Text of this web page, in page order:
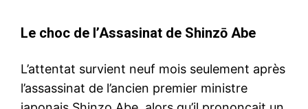
Le choc de l’Assasinat de Shinzō Abe
L’attentat survient neuf mois seulement après
l’assassinat de l’ancien premier ministre